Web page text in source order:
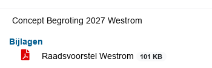
Concept Begroting 2027 Westrom
Bijlagen
Raadsvoorstel Westrom
101 KB